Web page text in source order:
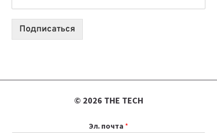
2026:
10
Подписаться
© 2026 THE TECH
Эл. почта *